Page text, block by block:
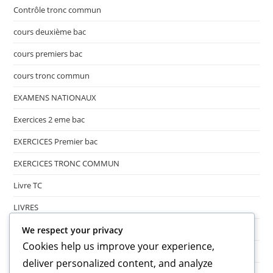
Contrôle tronc commun
cours deuxième bac
cours premiers bac
cours tronc commun
EXAMENS NATIONAUX
Exercices 2 eme bac
EXERCICES Premier bac
EXERCICES TRONC COMMUN
Livre TC
LIVRES
LIVRES
Uncategorized
We respect your privacy
Cookies help us improve your experience,
deliver personalized content, and analyze